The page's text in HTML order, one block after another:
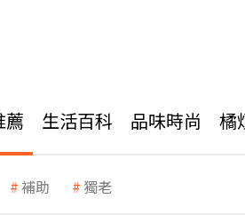
薦 生活百科 品味時尚 橘
補助 獨老